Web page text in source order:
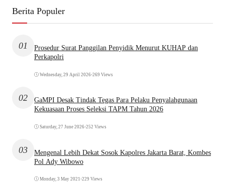
Berita Populer
01
Prosedur Surat Panggilan Penyidik Menurut KUHAP dan
Perkapolri
Wednesday, 29 April 2026•269 Views
02
GaMPI Desak Tindak Tegas Para Pelaku Penyalahgunaan
Kekuasaan Proses Seleksi TAPM Tahun 2026
Saturday, 27 June 2026•252 Views
03
Mengenal Lebih Dekat Sosok Kapolres Jakarta Barat, Kombes
Pol Ady Wibowo
Monday, 3 May 2021 •229 Views